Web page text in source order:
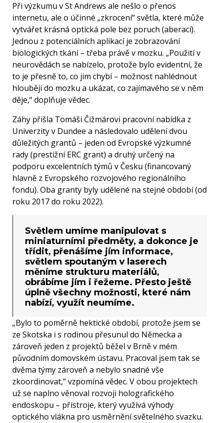
Při výzkumu v St Andrews ale nešlo o přenos
internetu, ale o účinné „zkrocení“ světla, které může
vytvářet krásná optická pole bez poruch (aberací).
Jednou z potenciálních aplikací je zobrazování
biologických tkání – třeba právě v mozku. „Použití v
neurovědách se nabízelo, protože bylo evidentní, že
to je přesně to, co jim chybí – možnost nahlédnout
hlouběji do mozku a ukázat, co zajímavého se v něm
děje,“ doplňuje vědec.
Záhy přišla Tomáši Čižmárovi pracovní nabídka z
Univerzity v Dundee a následovalo udělení dvou
důležitých grantů – jeden od Evropské výzkumné
rady (prestižní ERC grant) a druhý určený na
podporu excelentních týmů v Česku (financovaný
hlavně z Evropského rozvojového regionálního
fondu). Oba granty byly udělené na stejné období (od
roku 2017 do roku 2022).
Světlem umíme manipulovat s
miniaturními předměty, a dokonce je
třídit, přenášíme jím informace,
světlem spoutaným v laserech
měníme strukturu materiálů,
obrábíme jím i řežeme. Přesto ještě
úplně všechny možnosti, které nám
nabízí, využít neumíme.
„Bylo to poměrně hektické období, protože jsem se
ze Skotska i s rodinou přesunul do Německa a
zároveň jeden z projektů běžel v Brně v mém
původním domovském ústavu. Pracoval jsem tak se
dvěma týmy zároveň a nebylo snadné vše
zkoordinovat,“ vzpomíná vědec. V obou projektech
už se naplno věnoval rozvoji holografického
endoskopu – přístroje, který využívá výhody
optického vlákna pro usměrnění světelného svazku.